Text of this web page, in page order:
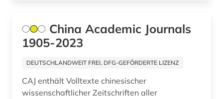
innovation (1)
institute of electrical and electronics engineers
(1)
China Academic Journals
1905-2023
DEUTSCHLANDWEIT FREI, DFG-GEFÖRDERTE LIZENZ
CAJ enthält Volltexte chinesischer
wissenschaftlicher Zeitschriften aller